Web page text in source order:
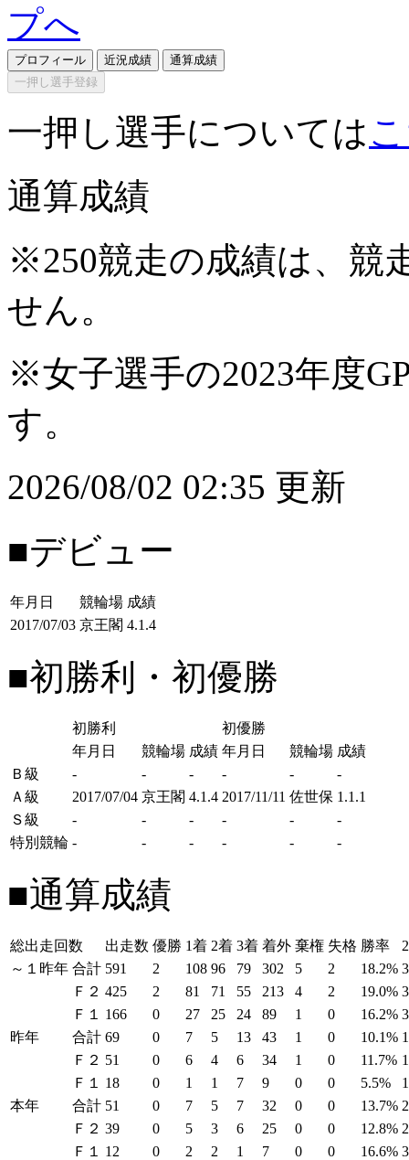
プロフィール 近況成績
通算成績
一押し選手登録
一押し選手については
通算成績
※250競走の成績は、競
せん。
※女子選手の2023年度
す。
2026/08/02 02:35 更新
■デビュー
年月日 競輪場 成績
2017/07/03 京王閣 4.1.4
■初勝利・初優勝
初勝利
初優勝
年月日
競輪場 成績 年月日 競輪場 成績
Ｂ級
- - - - -
-
Ａ級
2017/07/04 京王閣 4.1.4 2017/11/11 佐世保 1.1.1
Ｓ級
- - - - -
-
特別競輪 - - - - - -
■通算成績
総出走回数 出走数 優勝 1着 2着 3着 着外 棄権 失格 勝率
～１昨年 合計 591 2 108 96 79 302 5 2 18.2%
Ｆ２ 425 2 81 71 55 213 4 2 19.0%
Ｆ１
166 0 27 25 24 89 1 0 16.2%
昨年
合計 69 0 7 5 13 43 1 0 10.1%
Ｆ２ 51 0 6 4 6 34 1 0 11.7%
Ｆ１
18 0 1 1 7 9 0 0 5.5%
本年
合計 51 0 7 5 7 32 0 0 13.7%
Ｆ２ 39 0 5 3 6 25 0 0 12.8%
Ｆ１
12 0 2 2 1 7 0 0 16.6%